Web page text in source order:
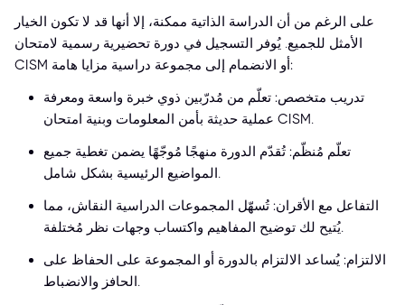
على الرغم من أن الدراسة الذاتية ممكنة، إلا أنها قد لا تكون الخيار
الأمثل للجميع. يُوفر التسجيل في دورة تحضيرية رسمية لامتحان
CISM أو الانضمام إلى مجموعة دراسية مزايا هامة:
تدريب متخصص: تعلّم من مُدرّبين ذوي خبرة واسعة ومعرفة
عملية حديثة بأمن المعلومات وبنية امتحان CISM.
تعلّم مُنظّم: تُقدّم الدورة منهجًا مُوجّهًا يضمن تغطية جميع
المواضيع الرئيسية بشكل شامل.
التفاعل مع الأقران: تُسهّل المجموعات الدراسية النقاش، مما
يُتيح لك توضيح المفاهيم واكتساب وجهات نظر مُختلفة.
الالتزام: يُساعد الالتزام بالدورة أو المجموعة على الحفاظ على
الحافز والانضباط.